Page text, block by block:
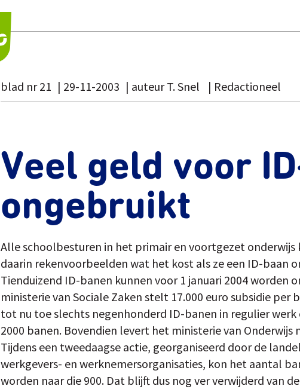
blad nr 21 29-11-2003 auteur T. Snel Redactioneel
Veel geld voor
ongebruikt
Alle schoolbesturen in het primair en voortgezet onderwijs
daarin rekenvoorbeelden wat het kost als ze een ID-baan
Tienduizend ID-banen kunnen voor 1 januari 2004 worden
ministerie van Sociale Zaken stelt 17.000 euro subsidie per
tot nu toe slechts negenhonderd ID-banen in regulier
2000 banen. Bovendien levert het ministerie van Onderwijs
Tijdens een tweedaagse actie, georganiseerd door de
werkgevers- en werknemersorganisaties, kon het aantal
worden naar die 900. Dat blijft dus nog ver verwijderd van